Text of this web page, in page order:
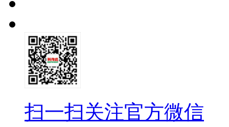
扫一扫关注官方微信